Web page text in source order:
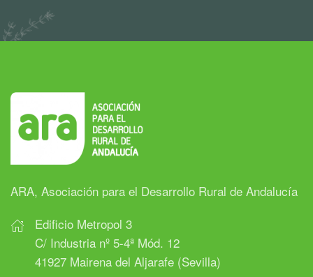
ARA, Asociación para el Desarrollo Rural de Andalucía
Edificio Metropol 3
C/ Industria nº 5-4ª Mód. 12
41927 Mairena del Aljarafe (Sevilla)